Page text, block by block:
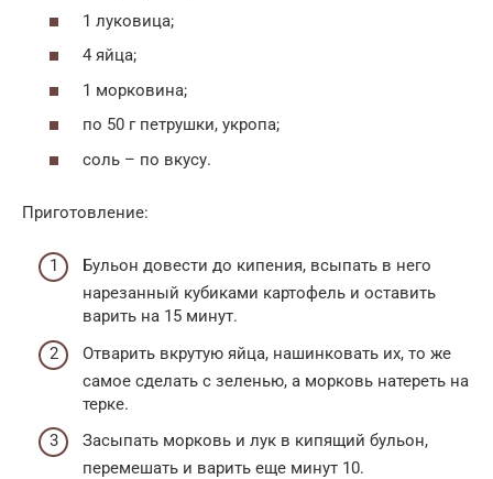
1 луковица;
4 яйца;
1 морковина;
по 50 г петрушки, укропа;
соль – по вкусу.
Приготовление:
Бульон довести до кипения, всыпать в него
нарезанный кубиками картофель и оставить
варить на 15 минут.
Отварить вкрутую яйца, нашинковать их, то же
самое сделать с зеленью, а морковь натереть на
терке.
Засыпать морковь и лук в кипящий бульон,
перемешать и варить еще минут 10.